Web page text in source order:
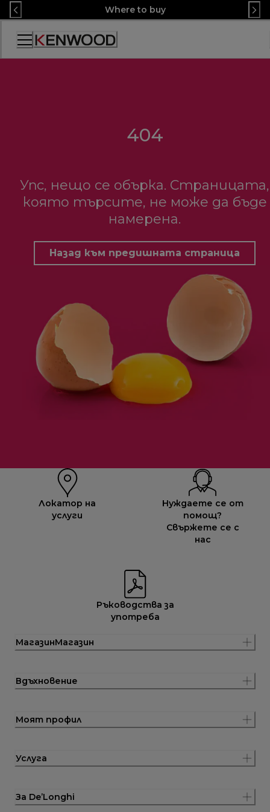
Skip
to
Content
Where to buy
Декларация
за
404
Упс, нещо се обърка. Страницата,
която търсите, не може да бъде
намерена.
Назад към предишната страница
Локатор на
услуги
Нуждаете се от
помощ?
Свържете се с
нас
Ръководства за
употреба
МагазинМагазин
Вдъхновение
Моят профил
Услуга
За De’Longhi